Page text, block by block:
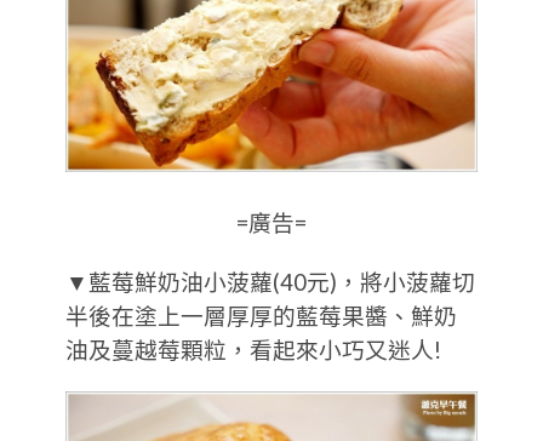
=廣告=
▼藍莓鮮奶油小菠蘿(40元)，將小菠蘿切
半後在塗上一層厚厚的藍莓果醬、鮮奶
油及蔓越莓顆粒，看起來小巧又迷人!